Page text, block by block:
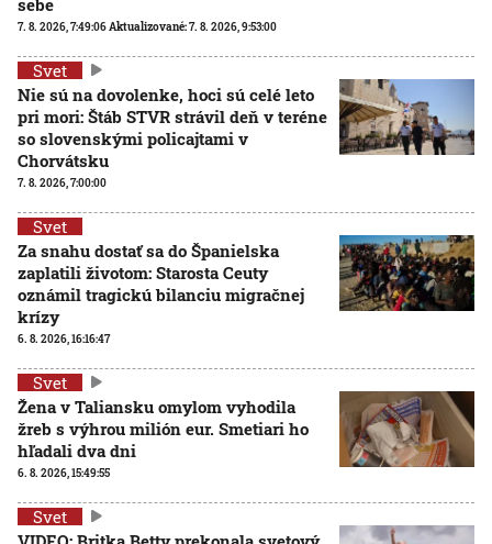
7. 8. 2026, 7:49:06Aktualizované:7. 8. 2026, 9:53:00
Svet
Nie sú na dovolenke, hoci sú celé leto
pri mori: Štáb STVR strávil deň v teréne
so slovenskými policajtami v
Chorvátsku
7. 8. 2026, 7:00:00
Svet
Za snahu dostať sa do Španielska
zaplatili životom: Starosta Ceuty
oznámil tragickú bilanciu migračnej
krízy
6. 8. 2026, 16:16:47
Svet
Žena v Taliansku omylom vyhodila
žreb s výhrou milión eur. Smetiari ho
hľadali dva dni
6. 8. 2026, 15:49:55
Svet